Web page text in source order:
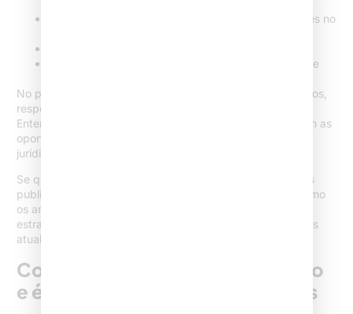
Quais páginas geram mais contatos e oportunidades no
Quanto custa cada lead que chega até o escritório e
No projeto Sites Advocacia, priorizamos relatórios objetivos,
respeitando sempre a privacidade e as normas éticas.
Entender como navegam os visitantes e por onde chegam as
oportunidades é o caminho mais seguro para crescer no
jurídico digital.
Se quiser se aprofundar mais, recomendo acompanhar as
publicações recentes no nosso espaço de conteúdos, como
os artigos publicados pelo nosso autor especialista em
estratégias jurídicas digitais e explorar o acervo de pautas
atualizadas na nossa busca por temas jurídicos digitais.
Conclusão: reputação, captação
e ética digital caminhando juntos